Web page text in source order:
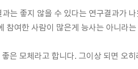
는 좋지 않을 수 있다는 연구결과가
여한 사람이 많은게 능사는 아니라는
은 모체라고 합니다. 그이상 되면 오